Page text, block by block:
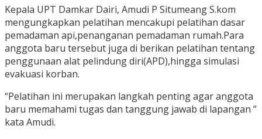
Kepala UPT Damkar Dairi, Amudi P Situmeang S.kom
mengungkapkan pelatihan mencakupi pelatihan dasar
pemadaman api,penanganan pemadaman rumah.Para
anggota baru tersebut juga di berikan pelatihan tentang
penggunaan alat pelindung diri(APD),hingga simulasi
evakuasi korban.
“Pelatihan ini merupakan langkah penting agar anggota
baru memahami tugas dan tanggung jawab di lapangan ”
kata Amudi.